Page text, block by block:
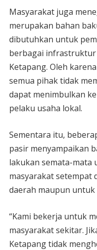
Masyarakat juga
merupakan bahan
dibutuhkan untuk
berbagai infrastruktur
Ketapang. Oleh
semua pihak tidak
dapat menimbulkan
pelaku usaha lokal.
Sementara itu,
pasir menyampaikan
lakukan semata-mata
masyarakat setempat
daerah maupun
“Kami bekerja untuk
masyarakat sekitar.
Ketapang tidak